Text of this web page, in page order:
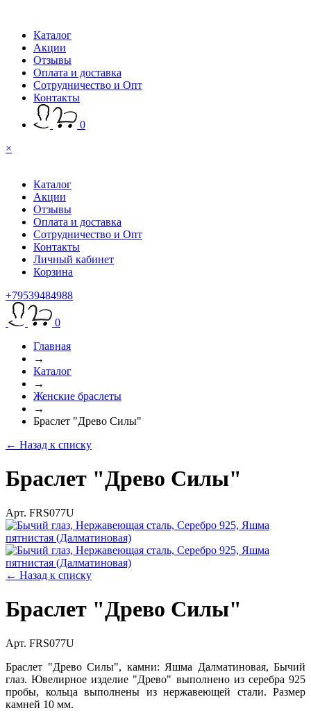
Каталог
Акции
Отзывы
Оплата и доставка
Сотрудничество и Опт
Контакты
0
×
Каталог
Акции
Отзывы
Оплата и доставка
Сотрудничество и Опт
Контакты
Личный кабинет
Корзина
+79539484988
0
Главная
→
Каталог
→
Женские браслеты
→
Браслет "Древо Силы"
← Назад к списку
Браслет "Древо Силы"
Арт. FRS077U
← Назад к списку
Браслет "Древо Силы"
Арт. FRS077U
Браслет "Древо Силы", камни: Яшма Далматиновая, Бычий
глаз. Ювелирное изделие "Древо" выполнено из серебра 925
пробы, кольца выполнены из нержавеющей стали. Размер
камней 10 мм.